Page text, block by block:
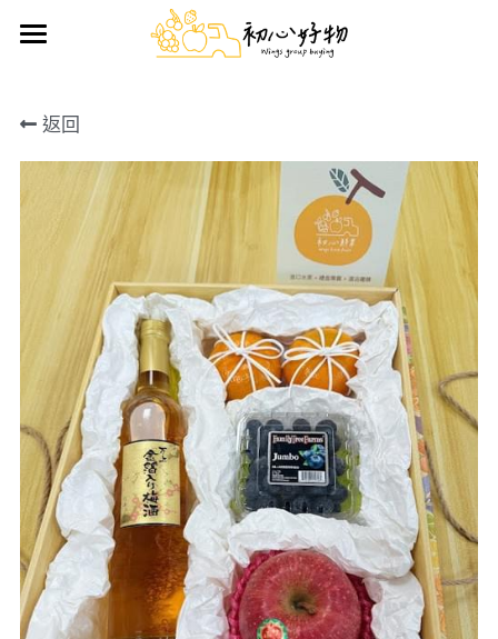
手做蛋糕
好物推薦
日用雜貨
生鮮/熟食/零嘴
鮮果禮盒
搜索
前往官方LINE訂購
返回